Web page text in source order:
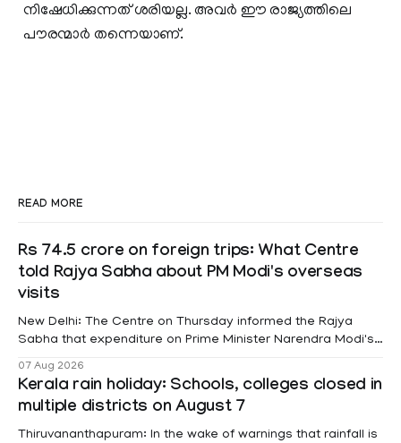
നിഷേധിക്കുന്നത് ശരിയല്ല. അവർ ഈ രാജ്യത്തിലെ
പൗരന്മാർ തന്നെയാണ്.
READ MORE
Rs 74.5 crore on foreign trips: What Centre
told Rajya Sabha about PM Modi's overseas
visits
New Delhi: The Centre on Thursday informed the Rajya
Sabha that expenditure on Prime Minister Narendra Modi's
information was provided by Minister of State for External
Affairs Pabitra Margherita in a written reply to questions
raised
07 Aug 2026
Kerala rain holiday: Schools, colleges closed in
multiple districts on August 7
Thiruvananthapuram: In the wake of warnings that rainfall is